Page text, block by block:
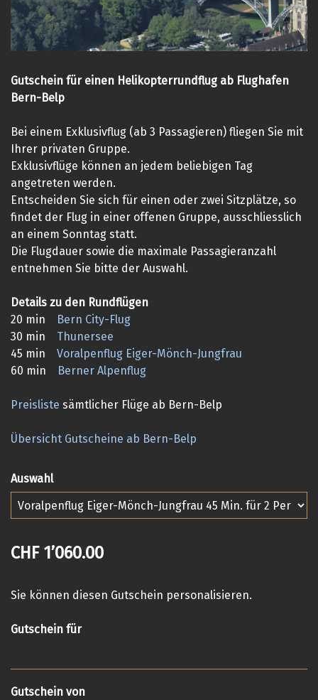
Gutschein für einen Helikopterrundflug ab Flughafen
Bern-Belp
Bei einem Exklusivflug (ab 3 Passagieren) fliegen Sie mit
Ihrer privaten Gruppe.
Exklusivflüge können an jedem beliebigen Tag
angetreten werden.
Entscheiden Sie sich für einen oder zwei Sitzplätze, so
findet der Flug in einer offenen Gruppe, ausschliesslich
an einem Sonntag statt.
Die Flugdauer sowie die maximale Passagieranzahl
entnehmen Sie bitte der Auswahl.
Details zu den Rundflügen
20 min
Bern City-Flug
30 min Thunersee
45 min Voralpenflug Eiger-Mönch-Jungfrau
60 min
Berner Alpenflug
Preisliste sämtlicher Flüge ab Bern-Belp
Übersicht Gutscheine ab Bern-Belp
Auswahl
CHF 1’060.00
Sie können diesen Gutschein personalisieren.
Gutschein für
Gutschein von